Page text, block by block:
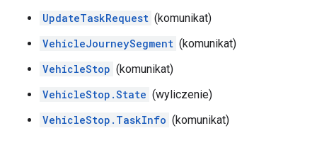
UpdateTaskRequest (komunikat)
VehicleJourneySegment (komunikat)
VehicleStop (komunikat)
VehicleStop.State (wyliczenie)
VehicleStop.TaskInfo (komunikat)